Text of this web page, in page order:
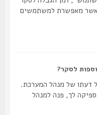
מאפשרת למשתמשים
לסקר?
של מנהל המערכת.
לך, פנה למנהל